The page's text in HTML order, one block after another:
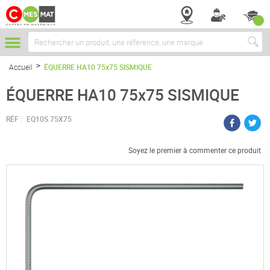
Chercher
Accueil ÉQUERRE HA10 75x75 SISMIQUE
ÉQUERRE HA10 75x75 SISMIQUE
RÉF : EQ10S.75X75
Soyez le premier à commenter ce produit
Passer